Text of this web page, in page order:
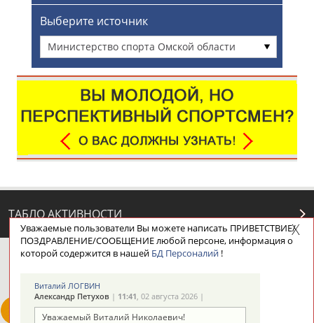
Выберите источник
Министерство спорта Омской области
ТАБЛО АКТИВНОСТИ
ЦЕЛИ ПРОЕКТА НАШИ КНОПКИ
Уважаемые пользователи Вы можете написать ПРИВЕТСТВИЕ/
ПОЗДРАВЛЕНИЕ/СООБЩЕНИЕ любой персоне, информация о
которой содержится в нашей БД Персоналий!
Виталий ЛОГВИН
Александр Петухов| 11:41, 02 августа 2026 |
Уважаемый Виталий Николаевич!